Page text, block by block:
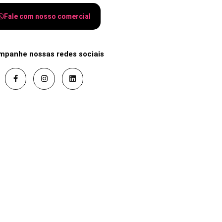
Fale com nosso comercial
nossas redes sociais